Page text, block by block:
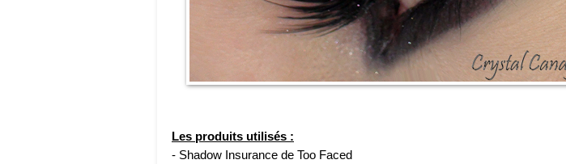
Les produits utilisés :
- Shadow Insurance de Too Faced